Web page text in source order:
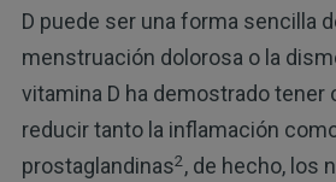
D puede ser una forma sencilla
menstruación dolorosa o la
vitamina D ha demostrado tener
reducir tanto la inflamación
prostaglandinas2, de hecho, los